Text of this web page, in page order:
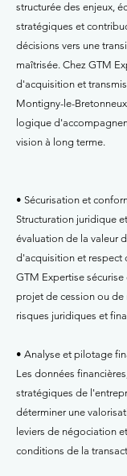
structurée des enjeux,
stratégiques et
décisions vers une
maîtrisée. Chez GTM
d'acquisition et
Montigny-le-
logique
vision à long terme.
• Sécurisation et
Structuration juridique
évaluation de la valeur
d'acquisition et respect
GTM Expertise
projet de cession ou de
risques juridiques et
• Analyse et pilotage
Les données
stratégiques de
déterminer une
leviers de négociation
conditions de la